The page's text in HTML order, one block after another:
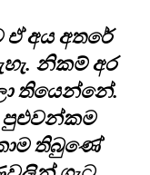
ඒ අය අතරේ
නිකම් අර
තියෙන්නේ.
තිබුණේ